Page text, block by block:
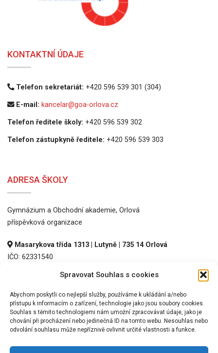
Spravovat Souhlas s cookies
Abychom poskytli co nejlepší služby, používáme k ukládání a/nebo
přístupu k informacím o zařízení, technologie jako jsou soubory cookies.
Souhlas s těmito technologiemi nám umožní zpracovávat údaje, jako je
chování při procházení nebo jedinečná ID na tomto webu. Nesouhlas nebo
odvolání souhlasu může nepříznivě ovlivnit určité vlastnosti a funkce.
KONTAKTNÍ ÚDAJE
Telefon sekretariát: +420 596 539 301 (304)
E-mail: kancelar@goa-orlova.cz
Telefon ředitele školy: +420 596 539 302
Telefon zástupkyně ředitele: +420 596 539 303
ADRESA ŠKOLY
Gymnázium a Obchodní akademie, Orlová
příspěvková organizace
Masarykova třída 1313 | Lutyně | 735 14 Orlová
IČO: 62331540
REDIZO: 600016536